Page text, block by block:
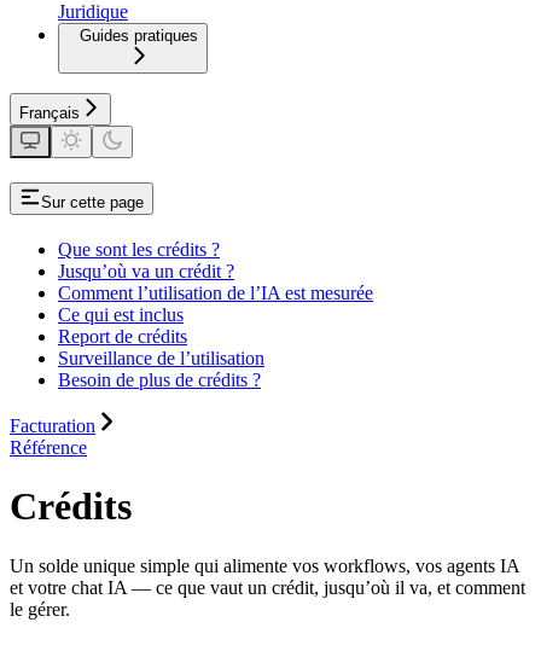
Juridique
Guides pratiques
Français
Sur cette page
Que sont les crédits ?
Jusqu’où va un crédit ?
Comment l’utilisation de l’IA est mesurée
Ce qui est inclus
Report de crédits
Surveillance de l’utilisation
Besoin de plus de crédits ?
Facturation
Référence
Crédits
Un solde unique simple qui alimente vos workflows, vos agents IA
et votre chat IA — ce que vaut un crédit, jusqu’où il va, et comment
le gérer.